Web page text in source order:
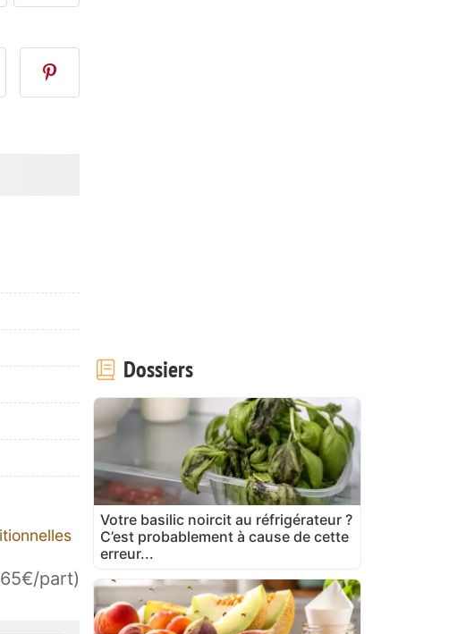
Publier votre photo de cette
part)
Dossiers
Votre basilic noircit au réfrigérateur ?
C’est probablement à cause de cette
erreur...